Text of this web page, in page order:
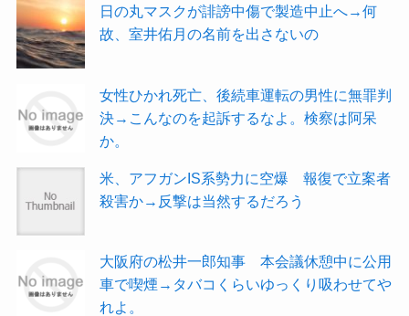
日の丸マスクが誹謗中傷で製造中止へ→何
故、室井佑月の名前を出さないの
女性ひかれ死亡、後続車運転の男性に無罪判
決→こんなのを起訴するなよ。検察は阿呆
か。
米、アフガンIS系勢力に空爆 報復で立案者
殺害か→反撃は当然するだろう
大阪府の松井一郎知事 本会議休憩中に公用
車で喫煙→タバコくらいゆっくり吸わせてや
れよ。